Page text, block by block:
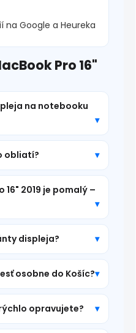
na Google a Heureka
Pro 16"
na notebooku
obliatí?
16" 2019 je pomalý –
displeja?
osobne do Košíc?
opravujete?